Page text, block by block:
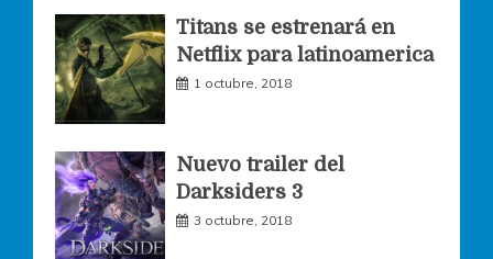
o
o
g
m
r
Titans se estrenará en
Netflix para latinoamerica
1 octubre, 2018
Nuevo trailer del
Darksiders 3
3 octubre, 2018